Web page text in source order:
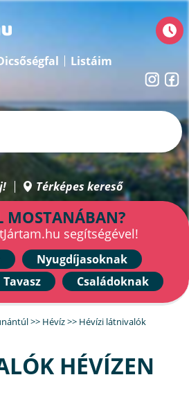
Listáim
Térképes kereső
MOSTANÁBAN?
segítségével!
Nyugdíjasoknak
Tavasz Családoknak
>> Hévíz>> Hévízi látnivalók
HÉVÍZEN